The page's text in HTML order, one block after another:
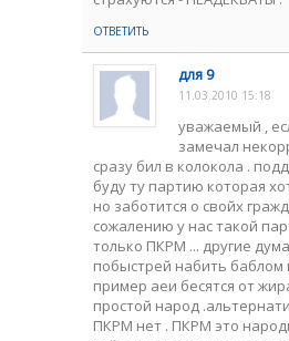
ОТВЕТИТЬ
для 9
11.03.2010 15:18
уважаемый ,
замечал
сразу бил в колокола .
буду ту партию которая
но заботится о свойх
сожалению у нас такой
только ПКРМ ... другие
побыстрей набить баблом
пример аеи бесятся от
простой народ
ПКРМ нет . ПКРМ это